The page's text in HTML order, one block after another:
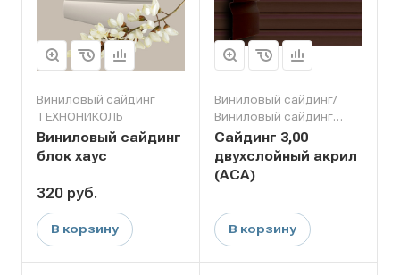
Виниловый сайдинг
ТЕХНОНИКОЛЬ
Виниловый сайдинг
блок хаус
320 руб.
В корзину
Виниловый сайдинг/
Виниловый сайдинг
Grand Line
Сайдинг 3,00
двухслойный акрил
(АСА)
В корзину